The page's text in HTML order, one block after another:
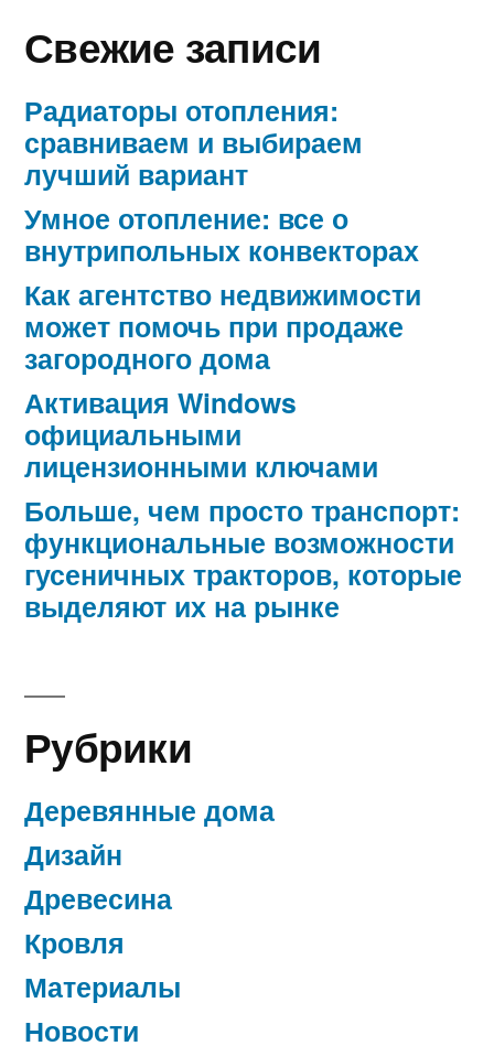
Свежие записи
Радиаторы отопления:
сравниваем и выбираем
лучший вариант
Умное отопление: все о
внутрипольных конвекторах
Как агентство недвижимости
может помочь при продаже
загородного дома
Активация Windows
официальными
лицензионными ключами
Больше, чем просто транспорт:
функциональные возможности
гусеничных тракторов, которые
выделяют их на рынке
Рубрики
Деревянные дома
Дизайн
Древесина
Кровля
Материалы
Новости